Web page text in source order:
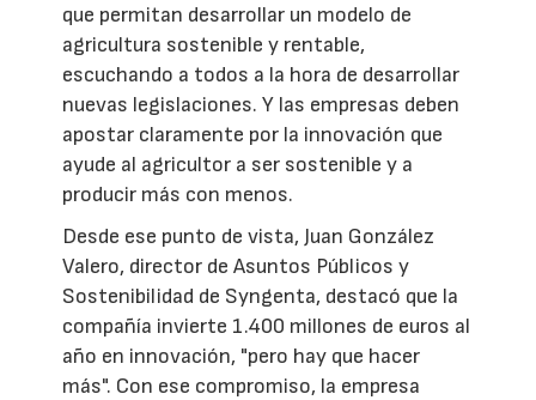
que permitan desarrollar un modelo de
agricultura sostenible y rentable,
escuchando a todos a la hora de desarrollar
nuevas legislaciones. Y las empresas deben
apostar claramente por la innovación que
ayude al agricultor a ser sostenible y a
producir más con menos.
Desde ese punto de vista, Juan González
Valero, director de Asuntos Públicos y
Sostenibilidad de Syngenta, destacó que la
compañía invierte 1.400 millones de euros al
año en innovación, "pero hay que hacer
más". Con ese compromiso, la empresa